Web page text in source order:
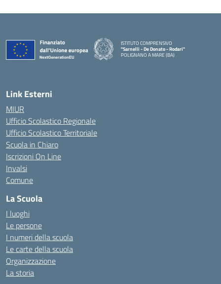
ISTITUTO COMPRENSIVO
"Sarnelli - De Donato - Rodari"
POLIGNANO A MARE (BA)
Link Esterni
MIUR
Ufficio Scolastico Regionale
Ufficio Scolastico Territoriale
Scuola in Chiaro
Iscrizioni On Line
Invalsi
Comune
La Scuola
I luoghi
Le persone
I numeri della scuola
Le carte della scuola
Organizzazione
La storia